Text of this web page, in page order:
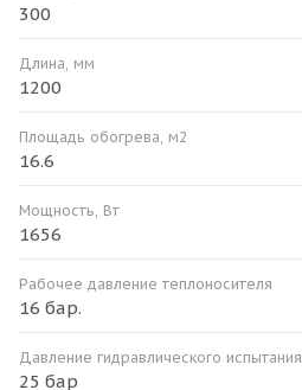
300
Длина, мм
1200
Площадь обогрева, м2
16.6
Мощность, Вт
1656
Рабочее давление теплоносителя
16 бар.
Давление гидравлического испытания
25 бар